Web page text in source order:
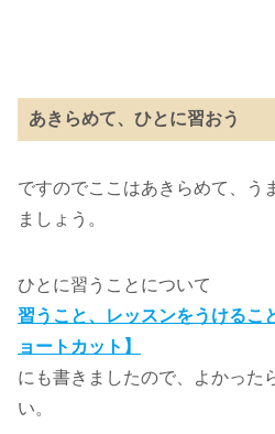
あきらめて、ひとに習おう
ですのでここはあきらめて、う
ましょう。
ひとに習うことについて
習うこと、レッスンをうけるこ
ョートカット】
にも書きましたので、よかった
い。